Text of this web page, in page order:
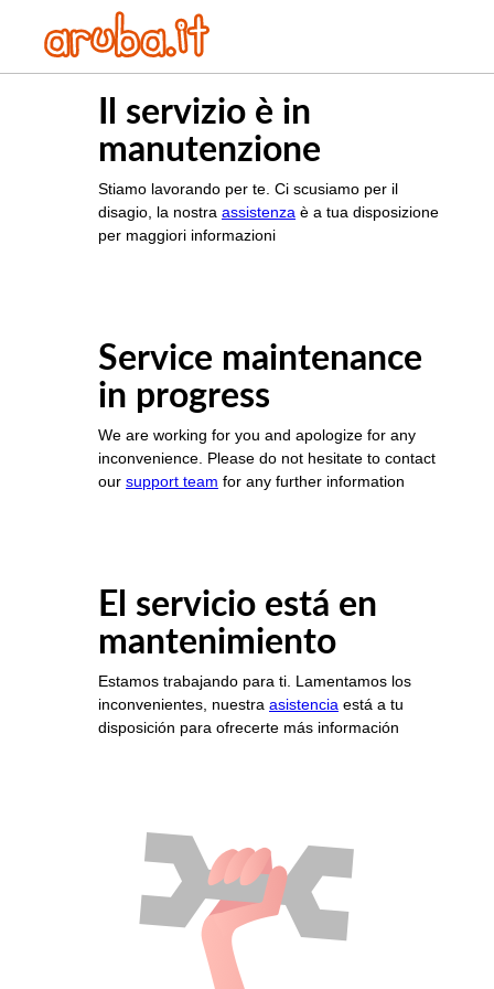
Il servizio è in
manutenzione
Stiamo lavorando per te. Ci scusiamo per il
disagio, la nostra assistenza è a tua disposizione
per maggiori informazioni
Service maintenance
in progress
We are working for you and apologize for any
inconvenience. Please do not hesitate to contact
our support team for any further information
El servicio está en
mantenimiento
Estamos trabajando para ti. Lamentamos los
inconvenientes, nuestra asistencia está a tu
disposición para ofrecerte más información